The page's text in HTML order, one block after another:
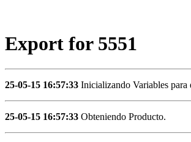
Export for 5551
25-05-15 16:57:33 Inicializando Variables para
25-05-15 16:57:33 Obteniendo Producto.